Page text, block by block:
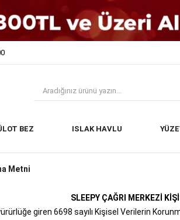
BEZ ISLAK HAVLU
Metni
SLEEPY ÇAĞRI MERKEZİ
giren 6698 sayılı Kişisel Verilerin